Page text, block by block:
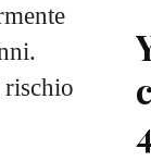
rischio